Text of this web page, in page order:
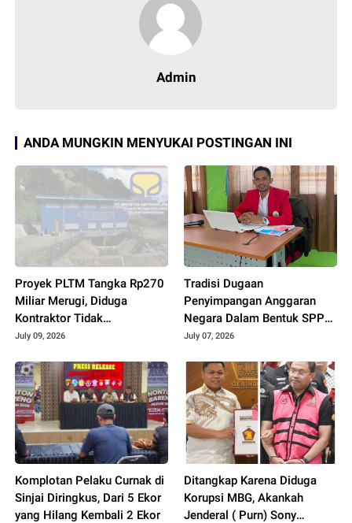
Admin
ANDA MUNGKIN MENYUKAI POSTINGAN INI
Proyek PLTM Tangka Rp270
Miliar Merugi, Diduga
Kontraktor Tidak
Profesional, Berikut
July 09, 2026
Tradisi Dugaan
Penyimpangan Anggaran
Negara Dalam Bentuk SPPD,
Praktisi Hukum Minta Kejari
DPRD Sinjai
July 07, 2026
Komplotan Pelaku Curnak di
Sinjai Diringkus, Dari 5 Ekor
yang Hilang Kembali 2 Ekor
Ditangkap Karena Diduga
Korupsi MBG, Akankah
Jenderal ( Purn) Sony